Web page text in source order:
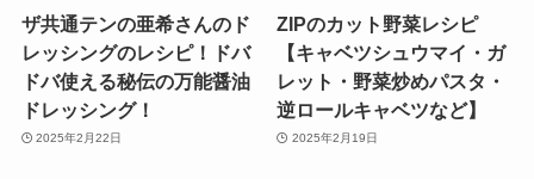
ザ共通テンの亜希さんのド
レッシングのレシピ！ドバ
ドバ使える秘伝の万能醤油
ドレッシング！
2025年2月22日
ZIPのカット野菜レシピ
【キャベツシュウマイ・ガ
レット・野菜炒めパスタ・
逆ロールキャベツなど】
2025年2月19日